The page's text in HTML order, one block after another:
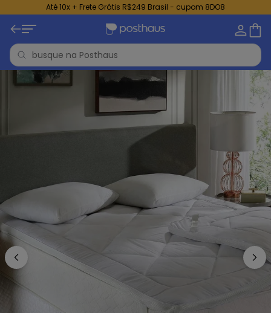
Até 10x + Frete Grátis R$249 Brasil - cupom 8DO8